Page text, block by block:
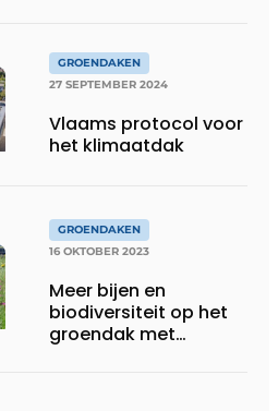
GROENDAKEN
27 SEPTEMBER 2024
Vlaams protocol voor
het klimaatdak
GROENDAKEN
16 OKTOBER 2023
Meer bijen en
biodiversiteit op het
groendak met